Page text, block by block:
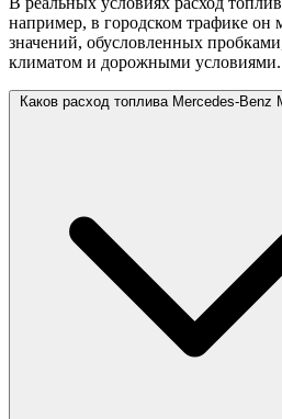
например, в городском трафике он
значений, обусловленных
климатом и дорожными условиями.
Каков расход топлива Mercedes-Benz